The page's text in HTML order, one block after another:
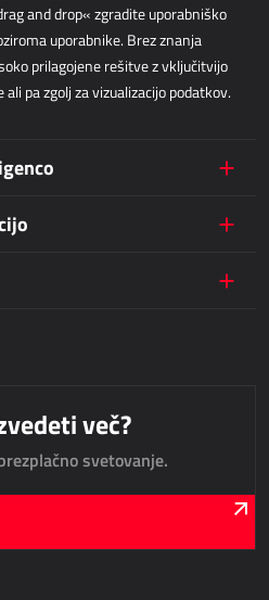
and drop« zgradite uporabniško
uporabnike. Brez znanja
prilagojene rešitve z vključitvijo
pa zgolj za vizualizacijo podatkov.
več?
svetovanje.